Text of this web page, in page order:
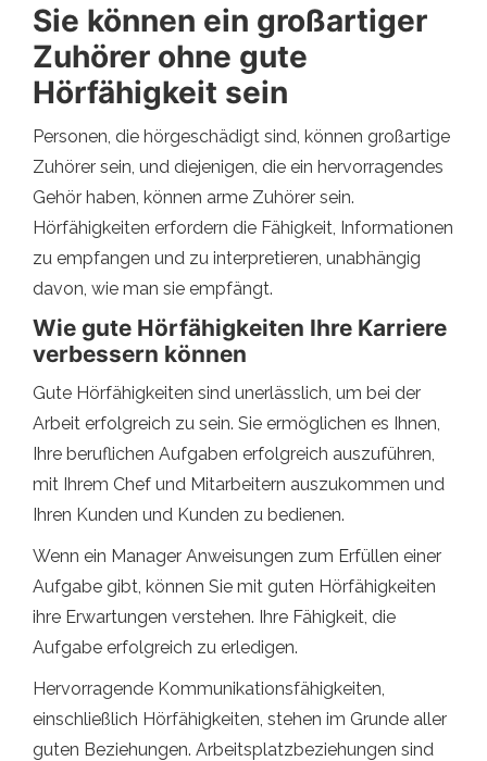
Sie können ein großartiger
Zuhörer ohne gute
Hörfähigkeit sein
Personen, die hörgeschädigt sind, können großartige
Zuhörer sein, und diejenigen, die ein hervorragendes
Gehör haben, können arme Zuhörer sein.
Hörfähigkeiten erfordern die Fähigkeit, Informationen
zu empfangen und zu interpretieren, unabhängig
davon, wie man sie empfängt.
Wie gute Hörfähigkeiten Ihre Karriere
verbessern können
Gute Hörfähigkeiten sind unerlässlich, um bei der
Arbeit erfolgreich zu sein. Sie ermöglichen es Ihnen,
Ihre beruflichen Aufgaben erfolgreich auszuführen,
mit Ihrem Chef und Mitarbeitern auszukommen und
Ihren Kunden und Kunden zu bedienen.
Wenn ein Manager Anweisungen zum Erfüllen einer
Aufgabe gibt, können Sie mit guten Hörfähigkeiten
ihre Erwartungen verstehen. Ihre Fähigkeit, die
Aufgabe erfolgreich zu erledigen.
Hervorragende Kommunikationsfähigkeiten,
einschließlich Hörfähigkeiten, stehen im Grunde aller
guten Beziehungen. Arbeitsplatzbeziehungen sind